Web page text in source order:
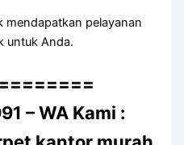
mendapatkan pelayanan
untuk Anda.
– WA Kami :